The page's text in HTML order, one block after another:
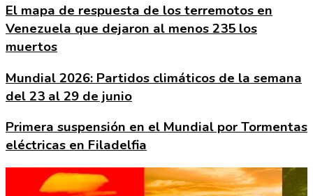
El mapa de respuesta de los terremotos en
Venezuela que dejaron al menos 235 los
muertos
Mundial 2026: Partidos climáticos de la semana
del 23 al 29 de junio
Primera suspensión en el Mundial por Tormentas
eléctricas en Filadelfia